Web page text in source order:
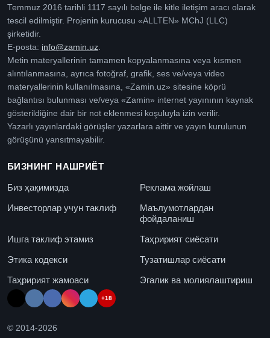
Temmuz 2016 tarihli 1117 sayılı belge ile kitle iletişim aracı olarak
tescil edilmiştir. Projenin kurucusu «ALLTEN» MChJ (LLC)
şirketidir.
E-posta: info@zamin.uz
Metin materyallerinin tamamen kopyalanmasına veya kısmen
alıntılanmasına, ayrıca fotoğraf, grafik, ses ve/veya video
materyallerinin kullanılmasına, «Zamin.uz» sitesine köprü
bağlantısı bulunması ve/veya «Zamin» internet yayınının kaynak
gösterildiğine dair bir not eklenmesi koşuluyla izin verilir.
Yazarlı yayınlardaki görüşler yazarlara aittir ve yayın kurulunun
görüşünü yansıtmayabilir.
БИЗНИНГ НАШРИЁТ
Биз ҳақимизда
Реклама жойлаш
Инвесторлар учун таклиф
Маълумотлардан
фойдаланиш
Ишга таклиф этамиз
Таҳририят сиёсати
Этика кодекси
Тузатишлар сиёсати
Таҳририят жамоаси
Эгалик ва молиялаштириш
+18
© 2014-2026